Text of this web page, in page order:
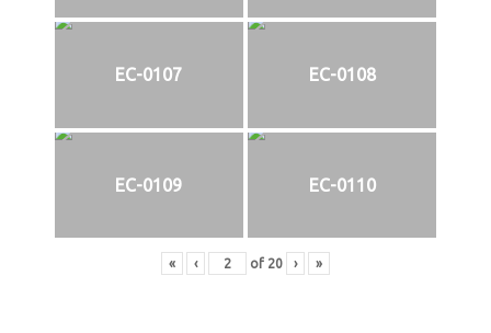
EC-0107 EC-0108
EC-0109 EC-0110
« ‹ of 20 › »